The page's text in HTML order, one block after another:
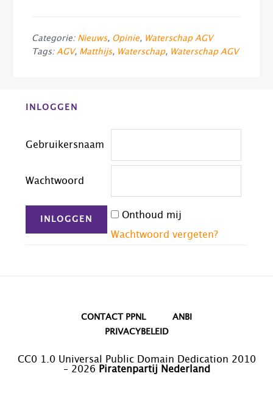
Categorie: Nieuws, Opinie, Waterschap AGV
Tags: AGV, Matthijs, Waterschap, Waterschap AGV
Before
INLOGGEN
Gebruikersnaam
Wachtwoord
Onthoud mij
Wachtwoord vergeten?
CONTACT PPNL
ANBI
PRIVACYBELEID
CC0 1.0 Universal Public Domain Dedication 2010
– 2026 Piratenpartij Nederland